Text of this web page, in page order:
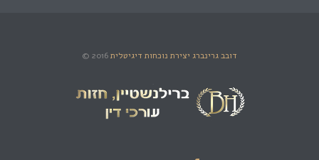
© 2016דובב גרינברג יצירת נוכחות דיגיטלית